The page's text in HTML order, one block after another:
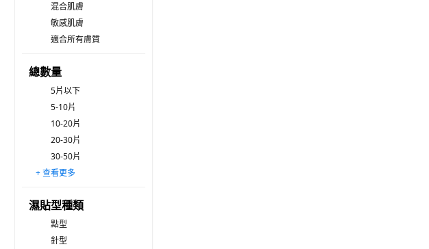
混合肌膚
敏感肌膚
適合所有膚質
總數量
5片以下
5-10片
10-20片
20-30片
30-50片
50-100片
100片以上
+ 查看更多
濕貼型種類
點型
針型